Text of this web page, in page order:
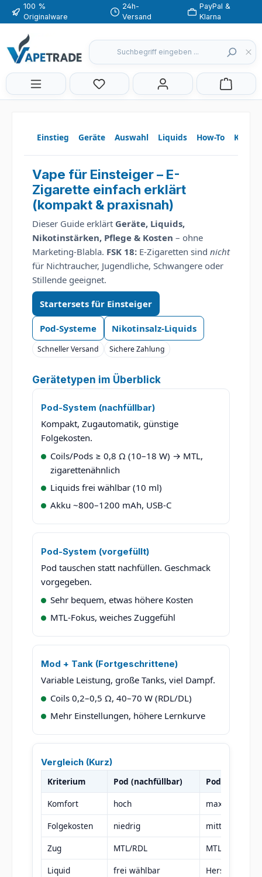
Zum Hauptinhalt springen
100 %
Originalware
24h-
Versand
PayPal &
Klarna
Du hast 0 Produkte auf dem
Einstieg Geräte Auswahl Liquids How-To Kosten
Vape für Einsteiger – E-
Zigarette einfach erklärt
(kompakt & praxisnah)
Dieser Guide erklärt Geräte, Liquids,
Nikotinstärken, Pflege & Kosten – ohne
Marketing-Blabla. FSK 18: E-Zigaretten sind nicht
für Nichtraucher, Jugendliche, Schwangere oder
Stillende geeignet.
Startersets für Einsteiger
Pod-Systeme Nikotinsalz-Liquids
Schneller Versand Sichere Zahlung
Gerätetypen im Überblick
Pod-System (nachfüllbar)
Kompakt, Zugautomatik, günstige
Folgekosten.
Coils/Pods ≥ 0,8 Ω (10–18 W) → MTL,
zigarettenähnlich
Liquids frei wählbar (10 ml)
Akku ~800–1200 mAh, USB-C
Pod-System (vorgefüllt)
Pod tauschen statt nachfüllen. Geschmack
vorgegeben.
Sehr bequem, etwas höhere Kosten
MTL-Fokus, weiches Zuggefühl
Mod + Tank (Fortgeschrittene)
Variable Leistung, große Tanks, viel Dampf.
Coils 0,2–0,5 Ω, 40–70 W (RDL/DL)
Mehr Einstellungen, höhere Lernkurve
Vergleich (Kurz)
Kriterium
Pod (nachfüllbar)
Pod
Komfort
hoch
maximal
Folgekosten
niedrig
mittel
Zug
MTL/RDL
MTL
Liquid
frei wählbar
Hersteller-Pod